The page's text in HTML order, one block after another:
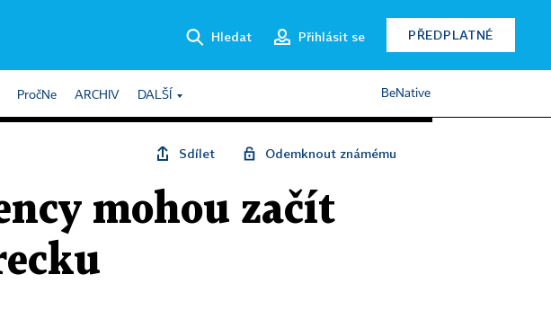
Hledat Přihlásit se PŘEDPLATNÉ
PročNe ARCHIV DALŠÍ BeNative
Sdílet Odemknout známému
mohou začít